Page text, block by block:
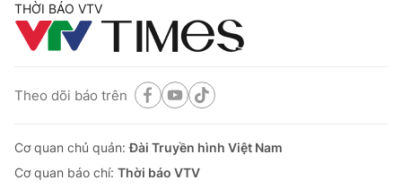
THỜI BÁO VTV
Theo dõi báo trên
Cơ quan chủ quản:Đài Truyền hình Việt Nam
Cơ quan báo chí: Thời báo VTV